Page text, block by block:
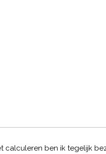
calculeren ben ik tegelijk